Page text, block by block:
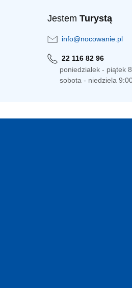
Jestem Turystą
info@nocowanie.pl
22 116 82 96
poniedziałek - piątek
sobota - niedziela